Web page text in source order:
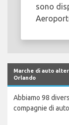
sono
Marche di auto
Orlando
Abbiamo 98
compagnie di